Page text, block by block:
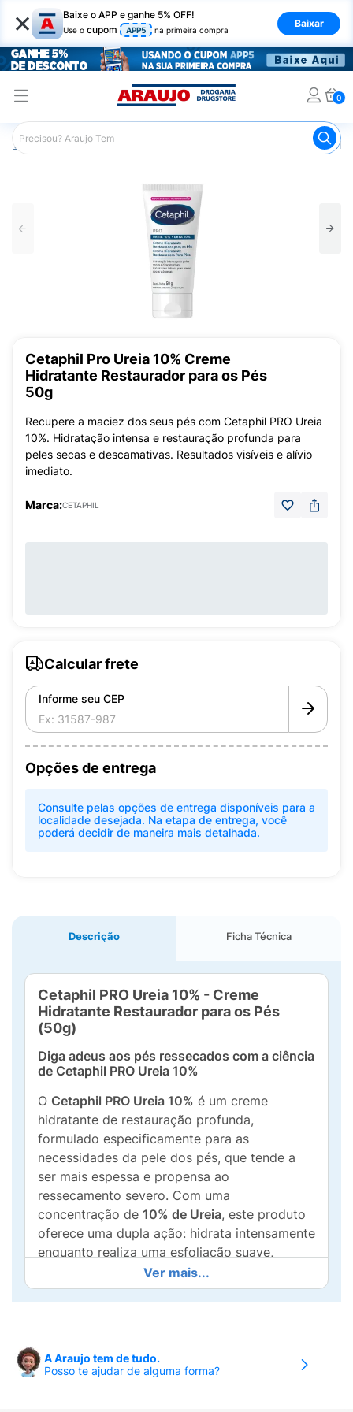
× Baixe o APP e ganhe 5% OFF!
Use o cupom APP5 na primeira compra
Baixar
0
Araujo Dermocosméticos Dermocosméticos para as
Cetaphil Pro Ureia 10% Creme
Hidratante Restaurador para os Pés
50g
Recupere a maciez dos seus pés com Cetaphil PRO Ureia
10%. Hidratação intensa e restauração profunda para
peles secas e descamativas. Resultados visíveis e alívio
imediato.
Marca:CETAPHIL
Calcular frete
Informe seu CEP
Opções de entrega
Consulte pelas opções de entrega disponíveis para a
localidade desejada. Na etapa de entrega, você
poderá decidir de maneira mais detalhada.
Descrição Ficha Técnica
Cetaphil PRO Ureia 10% - Creme
Hidratante Restaurador para os Pés
(50g)
Diga adeus aos pés ressecados com a ciência
de Cetaphil PRO Ureia 10%
O Cetaphil PRO Ureia 10% é um creme
hidratante de restauração profunda,
formulado especificamente para as
necessidades da pele dos pés, que tende a
ser mais espessa e propensa ao
ressecamento severo. Com uma
concentração de 10% de Ureia, este produto
oferece uma dupla ação: hidrata intensamente
enquanto realiza uma esfoliação suave,
removendo células mortas e suavizando
áreas ásperas e descamativas.
restaurar a barreira cutânea natural e
prevenindo a perda de umidade. É a escolha
Ver mais...
A Araujo tem de tudo.
Posso te ajudar de alguma forma?